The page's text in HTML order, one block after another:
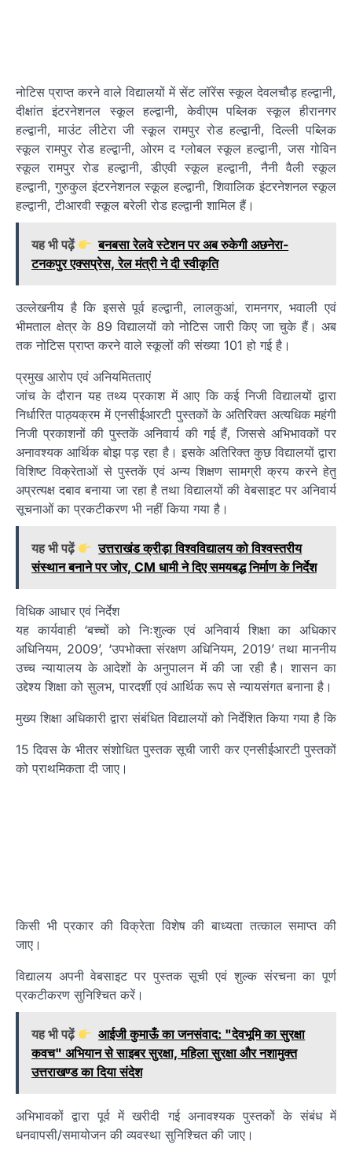
नोटिस प्राप्त करने वाले विद्यालयों में सेंट लॉरेंस स्कूल देवलचौड़ हल्द्वानी,
दीक्षांत इंटरनेशनल स्कूल हल्द्वानी, केवीएम पब्लिक स्कूल हीरानगर
हल्द्वानी, माउंट लीटेरा जी स्कूल रामपुर रोड हल्द्वानी, दिल्ली पब्लिक
स्कूल रामपुर रोड हल्द्वानी, ओरम द ग्लोबल स्कूल हल्द्वानी, जस गोविन
स्कूल रामपुर रोड हल्द्वानी, डीएवी स्कूल हल्द्वानी, नैनी वैली स्कूल
हल्द्वानी, गुरुकुल इंटरनेशनल स्कूल हल्द्वानी, शिवालिक इंटरनेशनल स्कूल
हल्द्वानी, टीआरवी स्कूल बरेली रोड हल्द्वानी शामिल हैं।
यह भी पढ़ें
बनबसा रेलवे स्टेशन पर अब रुकेगी अछनेरा-
टनकपुर एक्सप्रेस, रेल मंत्री ने दी स्वीकृति
उल्लेखनीय है कि इससे पूर्व हल्द्वानी, लालकुआं, रामनगर, भवाली एवं
भीमताल क्षेत्र के 89 विद्यालयों को नोटिस जारी किए जा चुके हैं। अब
तक नोटिस प्राप्त करने वाले स्कूलों की संख्या 101 हो गई है।
प्रमुख आरोप एवं अनियमितताएं
जांच के दौरान यह तथ्य प्रकाश में आए कि कई निजी विद्यालयों द्वारा
निर्धारित पाठ्यक्रम में एनसीईआरटी पुस्तकों के अतिरिक्त अत्यधिक महंगी
निजी प्रकाशनों की पुस्तकें अनिवार्य की गई हैं, जिससे अभिभावकों पर
अनावश्यक आर्थिक बोझ पड़ रहा है। इसके अतिरिक्त कुछ विद्यालयों द्वारा
विशिष्ट विक्रेताओं से पुस्तकें एवं अन्य शिक्षण सामग्री क्रय करने हेतु
अप्रत्यक्ष दबाव बनाया जा रहा है तथा विद्यालयों की वेबसाइट पर अनिवार्य
सूचनाओं का प्रकटीकरण भी नहीं किया गया है।
यह भी पढ़ें
उत्तराखंड क्रीड़ा विश्वविद्यालय को विश्वस्तरीय
संस्थान बनाने पर जोर, CM धामी ने दिए समयबद्ध निर्माण के निर्देश
विधिक आधार एवं निर्देश
यह कार्यवाही ‘बच्चों को निःशुल्क एवं अनिवार्य शिक्षा का अधिकार
अधिनियम, 2009’, ‘उपभोक्ता संरक्षण अधिनियम, 2019’ तथा माननीय
उच्च न्यायालय के आदेशों के अनुपालन में की जा रही है। शासन का
उद्देश्य शिक्षा को सुलभ, पारदर्शी एवं आर्थिक रूप से न्यायसंगत बनाना है।
मुख्य शिक्षा अधिकारी द्वारा संबंधित विद्यालयों को निर्देशित किया गया है कि
15 दिवस के भीतर संशोधित पुस्तक सूची जारी कर एनसीईआरटी पुस्तकों
को प्राथमिकता दी जाए।
किसी भी प्रकार की विक्रेता विशेष की बाध्यता तत्काल समाप्त की
जाए।
विद्यालय अपनी वेबसाइट पर पुस्तक सूची एवं शुल्क संरचना का पूर्ण
प्रकटीकरण सुनिश्चित करें।
यह भी पढ़ें
आईजी कुमाऊँ का जनसंवाद: "देवभूमि का सुरक्षा
कवच" अभियान से साइबर सुरक्षा, महिला सुरक्षा और नशामुक्त
उत्तराखण्ड का दिया संदेश
अभिभावकों द्वारा पूर्व में खरीदी गई अनावश्यक पुस्तकों के संबंध में
धनवापसी/समायोजन की व्यवस्था सुनिश्चित की जाए।